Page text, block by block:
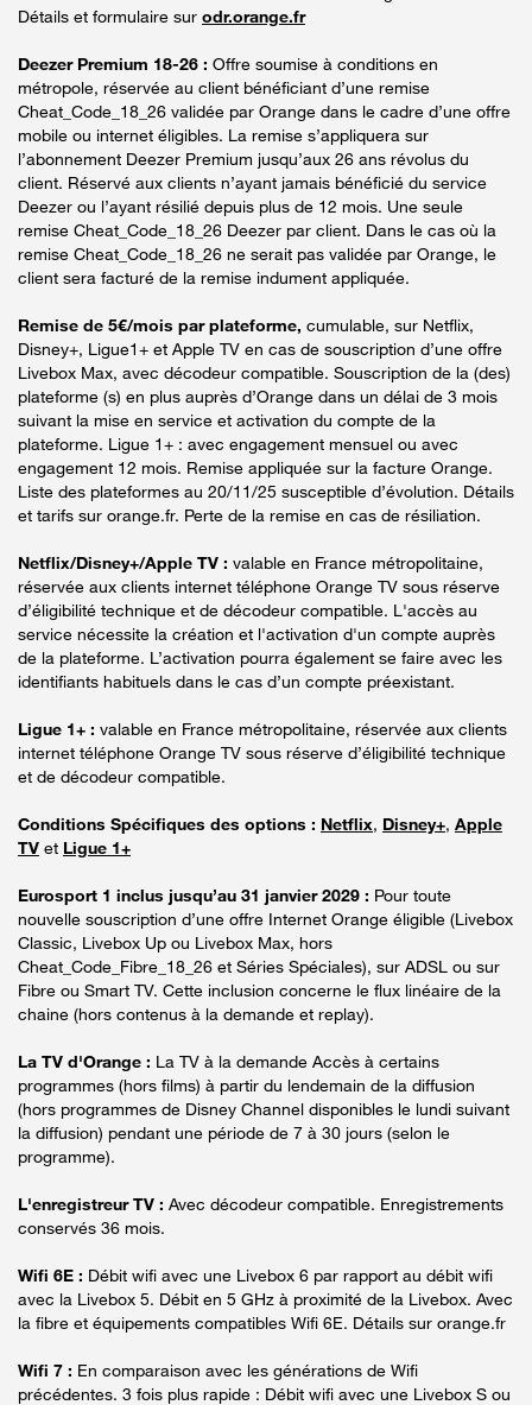
Détails et formulaire sur odr.orange.fr
Deezer Premium 18-26 : Offre soumise à conditions en
métropole, réservée au client bénéficiant d’une remise
Cheat_Code_18_26 validée par Orange dans le cadre d’une offre
mobile ou internet éligibles. La remise s’appliquera sur
l’abonnement Deezer Premium jusqu’aux 26 ans révolus du
client. Réservé aux clients n’ayant jamais bénéficié du service
Deezer ou l’ayant résilié depuis plus de 12 mois. Une seule
remise Cheat_Code_18_26 Deezer par client. Dans le cas où la
remise Cheat_Code_18_26 ne serait pas validée par Orange, le
client sera facturé de la remise indument appliquée.
Remise de 5€/mois par plateforme, cumulable, sur Netflix,
Disney+, Ligue1+ et Apple TV en cas de souscription d’une offre
Livebox Max, avec décodeur compatible. Souscription de la (des)
plateforme (s) en plus auprès d’Orange dans un délai de 3 mois
suivant la mise en service et activation du compte de la
plateforme. Ligue 1+ : avec engagement mensuel ou avec
engagement 12 mois. Remise appliquée sur la facture Orange.
Liste des plateformes au 20/11/25 susceptible d’évolution. Détails
et tarifs sur orange.fr. Perte de la remise en cas de résiliation.
Netflix/Disney+/Apple TV : valable en France métropolitaine,
réservée aux clients internet téléphone Orange TV sous réserve
d’éligibilité technique et de décodeur compatible. L'accès au
service nécessite la création et l'activation d'un compte auprès
de la plateforme. L’activation pourra également se faire avec les
identifiants habituels dans le cas d’un compte préexistant.
Ligue 1+ : valable en France métropolitaine, réservée aux clients
internet téléphone Orange TV sous réserve d’éligibilité technique
et de décodeur compatible.
Conditions Spécifiques des options : Netflix, Disney+, Apple
TV et Ligue 1+
Eurosport 1 inclus jusqu’au 31 janvier 2029 : Pour toute
nouvelle souscription d’une offre Internet Orange éligible (Livebox
Classic, Livebox Up ou Livebox Max, hors
Cheat_Code_Fibre_18_26 et Séries Spéciales), sur ADSL ou sur
Fibre ou Smart TV. Cette inclusion concerne le flux linéaire de la
chaine (hors contenus à la demande et replay).
La TV d'Orange : La TV à la demande Accès à certains
programmes (hors films) à partir du lendemain de la diffusion
(hors programmes de Disney Channel disponibles le lundi suivant
la diffusion) pendant une période de 7 à 30 jours (selon le
programme).
L'enregistreur TV : Avec décodeur compatible. Enregistrements
conservés 36 mois.
Wifi 6E : Débit wifi avec une Livebox 6 par rapport au débit wifi
avec la Livebox 5. Débit en 5 GHz à proximité de la Livebox. Avec
la fibre et équipements compatibles Wifi 6E. Détails sur orange.fr
Wifi 7 : En comparaison avec les générations de Wifi
précédentes. 3 fois plus rapide : Débit wifi avec une Livebox S ou